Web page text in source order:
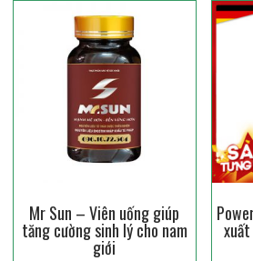
Mr Sun – Viên uống giúp
tăng cường sinh lý cho nam
giới